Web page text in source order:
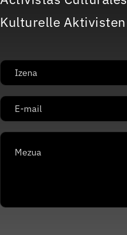
Kulturelle Aktivisten